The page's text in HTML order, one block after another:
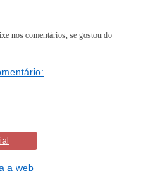
nos comentários, se gostou do
a web